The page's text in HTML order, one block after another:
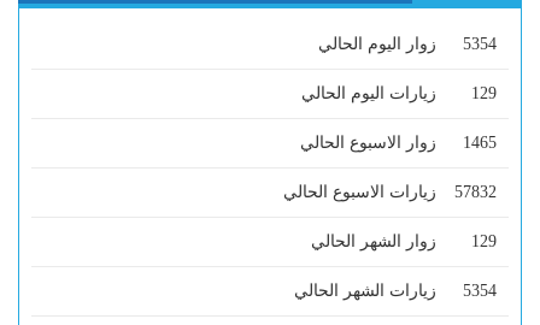
5354 زوار اليوم الحالي
129 زيارات اليوم الحالي
1465 زوار الاسبوع الحالي
57832 زيارات الاسبوع الحالي
129 زوار الشهر الحالي
5354 زيارات الشهر الحالي